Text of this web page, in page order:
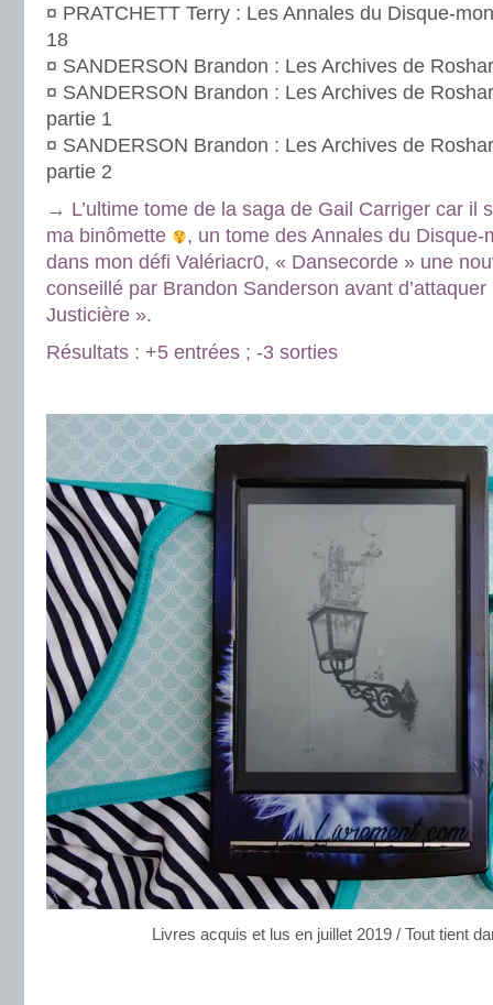
¤ PRATCHETT Terry : Les Annales du Disque-
18
¤ SANDERSON Brandon : Les Archives de
¤ SANDERSON Brandon : Les Archives de
partie 1
¤ SANDERSON Brandon : Les Archives de
partie 2
→ L’ultime tome de la saga de Gail Carriger car il
ma binômette
, un tome des Annales du Disque-
dans mon défi Valériacr0, « Dansecorde » une
conseillé par Brandon Sanderson avant
Justicière ».
Résultats : +5 entrées ; -3 sorties
Livres acquis et lus en juillet 2019 / Tout tient